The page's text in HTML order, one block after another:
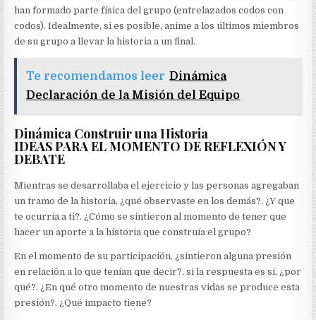
han formado parte física del grupo (entrelazados codos con
codos). Idealmente, si es posible, anime a los últimos miembros
de su grupo a llevar la historia a un final.
Te recomendamos leer Dinámica
Declaración de la Misión del Equipo
Dinámica Construir una Historia
IDEAS PARA EL MOMENTO DE REFLEXIÓN Y
DEBATE
Mientras se desarrollaba el ejercicio y las personas agregaban
un tramo de la historia, ¿qué observaste en los demás?, ¿Y que
te ocurría a ti?. ¿Cómo se sintieron al momento de tener que
hacer un aporte a la historia que construía el grupo?
En el momento de su participación, ¿sintieron alguna presión
en relación a lo que tenían que decir?, si la respuesta es sí, ¿por
qué?. ¿En qué otro momento de nuestras vidas se produce esta
presión?, ¿Qué impacto tiene?